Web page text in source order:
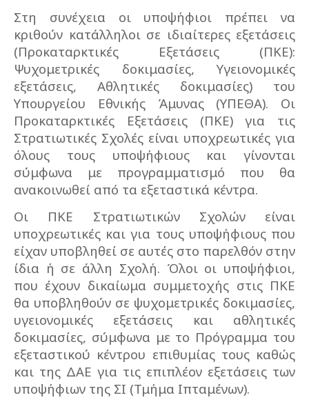
Στη συνέχεια οι υποψήφιοι πρέπει να
κριθούν κατάλληλοι σε ιδιαίτερες εξετάσεις
(Προκαταρκτικές Εξετάσεις (ΠΚΕ):
Ψυχομετρικές δοκιμασίες, Υγειονομικές
εξετάσεις, Αθλητικές δοκιμασίες) του
Υπουργείου Εθνικής Άμυνας (ΥΠΕΘΑ). Οι
Προκαταρκτικές Εξετάσεις (ΠΚΕ) για τις
Στρατιωτικές Σχολές είναι υποχρεωτικές για
όλους τους υποψήφιους και γίνονται
σύμφωνα με προγραμματισμό που θα
ανακοινωθεί από τα εξεταστικά κέντρα.
Οι ΠΚΕ Στρατιωτικών Σχολών είναι
υποχρεωτικές και για τους υποψήφιους που
είχαν υποβληθεί σε αυτές στο παρελθόν στην
ίδια ή σε άλλη Σχολή. Όλοι οι υποψήφιοι,
που έχουν δικαίωμα συμμετοχής στις ΠΚΕ
θα υποβληθούν σε ψυχομετρικές δοκιμασίες,
υγειονομικές εξετάσεις και αθλητικές
δοκιμασίες, σύμφωνα με το Πρόγραμμα του
εξεταστικού κέντρου επιθυμίας τους καθώς
και της ΔΑΕ για τις επιπλέον εξετάσεις των
υποψήφιων της ΣΙ (Τμήμα Ιπταμένων).